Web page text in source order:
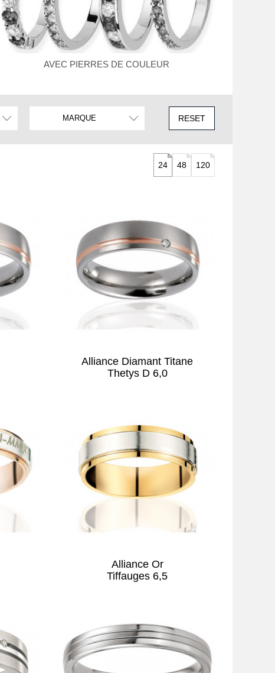
AVEC PIERRES DE COULEUR
RESET
24 48 120
Alliance Diamant Titane
Thetys D 6,0
Alliance Or
Tiffauges 6,5